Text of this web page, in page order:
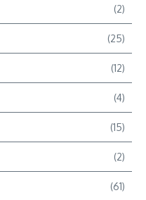
(2)
(25)
(12)
(4)
(15)
(2)
(61)